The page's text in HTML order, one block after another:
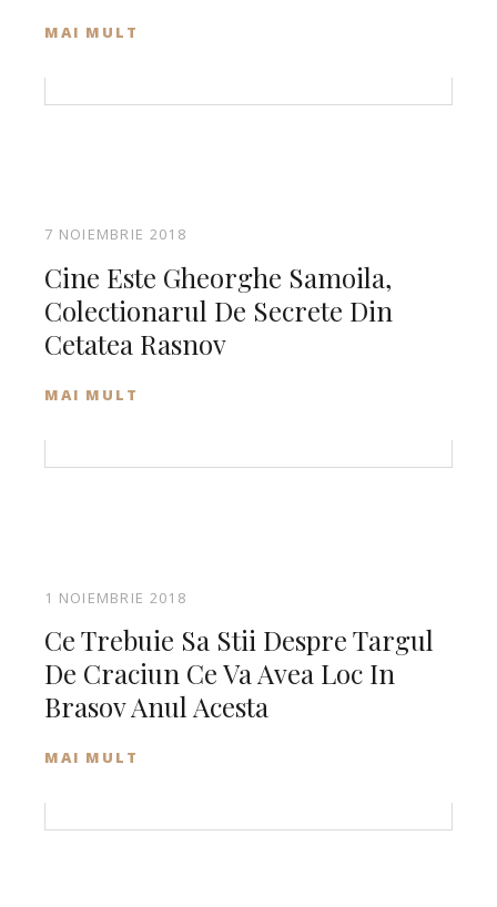
MAI MULT
7 NOIEMBRIE 2018
Cine Este Gheorghe Samoila,
Colectionarul De Secrete Din
Cetatea Rasnov
MAI MULT
1 NOIEMBRIE 2018
Ce Trebuie Sa Stii Despre Targul
De Craciun Ce Va Avea Loc In
Brasov Anul Acesta
MAI MULT